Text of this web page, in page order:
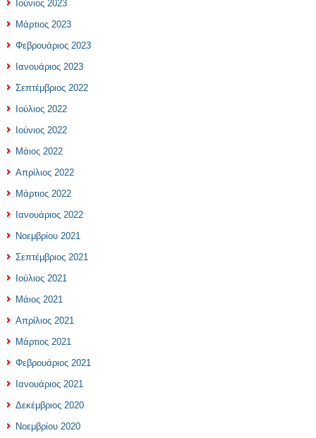
Ιούνιος 2023
Μάρτιος 2023
Φεβρουάριος 2023
Ιανουάριος 2023
Σεπτέμβριος 2022
Ιούλιος 2022
Ιούνιος 2022
Μάιος 2022
Απρίλιος 2022
Μάρτιος 2022
Ιανουάριος 2022
Νοεμβρίου 2021
Σεπτέμβριος 2021
Ιούλιος 2021
Μάιος 2021
Απρίλιος 2021
Μάρτιος 2021
Φεβρουάριος 2021
Ιανουάριος 2021
Δεκέμβριος 2020
Νοεμβρίου 2020